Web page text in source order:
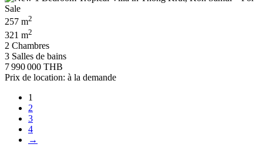
257 m2
321 m2
2 Chambres
3 Salles de bains
7 990 000 THB
Prix de location: à la demande
1
2
3
4
→